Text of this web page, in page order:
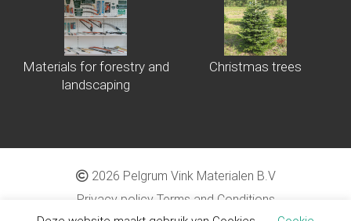
Materials for forestry and
landscaping
Christmas trees
2026 Pelgrum Vink Materialen B.V
Privacy policy Terms and Conditions